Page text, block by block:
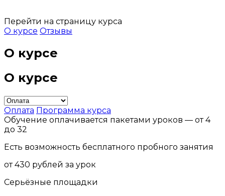
Перейти на страницу курса
О курсе Отзывы
О курсе
О курсе
Оплата Программа курса
Обучение оплачивается пакетами уроков — от 4
до 32
Есть возможность бесплатного пробного занятия
от 430 рублей за урок
Серьёзные площадки